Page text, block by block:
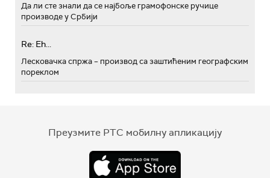
Да ли сте знали да се најбоље грамофонске ручице
производе у Србији
Re: Eh...
Лесковачка спржа – производ са заштићеним географским
пореклом
Преузмите РТС мобилну апликацију